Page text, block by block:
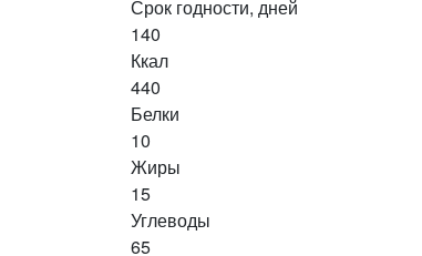
Срок годности, дней
140
Ккал
440
Белки
10
Жиры
15
Углеводы
65